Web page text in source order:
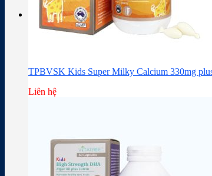
TPBVSK Kids Super Milky Calcium 330mg
Liên hệ